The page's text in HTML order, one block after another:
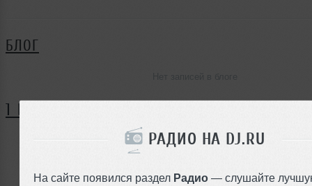
РАДИО НА DJ.RU
На сайте появился раздел Радио — слушайте
БЛОГ
1 КОММЕНТАРИЙ